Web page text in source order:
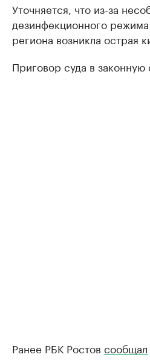
Уточняется, что из-за
дезинфекционного
региона возникла острая
Приговор суда в законную
Ранее РБК Ростов сообщал